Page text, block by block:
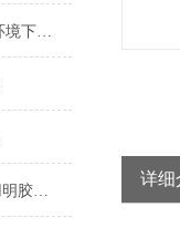
紫外线照度表UVA365测试环境下的射频场强度小于3伏/米
ND-1勃氏粘度仪适用于食用明胶、药用明胶、工业明胶
详细